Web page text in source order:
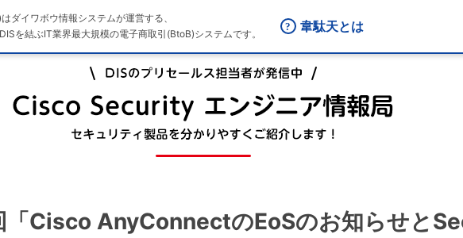
ダイワボウ情報システムが運営する、
を結ぶIT業界最大規模の電子商取引(BtoB)システムです。
韋駄天とは
Cisco AnyConnectのEoSのお知らせと